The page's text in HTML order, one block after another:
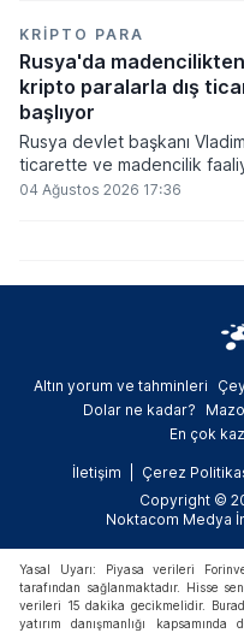
kayıplarının tetikleyeceği
küresel likidite artışına yol
ve bitcoinin bu süreçte en
varlık olacağı vurguladı.
KRIPTO PARA
Rusya'da
kripto paralarla dış
başlıyor
Rusya devlet başkanı
ticarette ve madencilik
kripto varlıkların kullanımına
04 Ağustos 2026 17:36
Altın yorum ve tahminleri
Dolar ne kadar?
En çok
İletişim Çerez
Copyright ©
Noktacom Medya
Yasal Uyarı: Piyasa verileri
tarafından sağlanmaktadır. Hisse
verileri 15 dakika gecikmelidir.
yatırım danışmanlığı